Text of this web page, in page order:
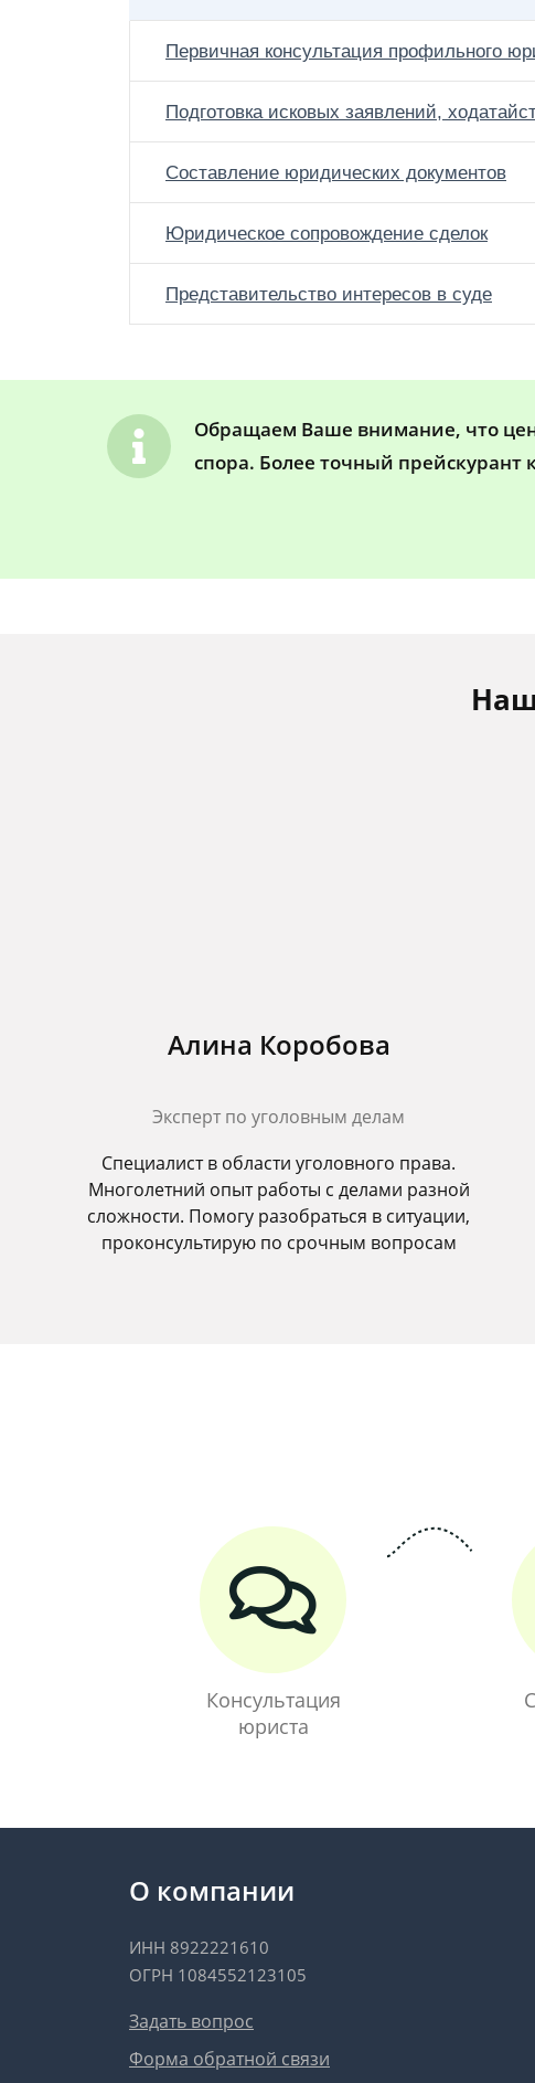
Первичная консультация профильного
Подготовка исковых заявлений,
Составление юридических документов
Юридическое сопровождение сделок
Представительство интересов в суде
Обращаем Ваше внимание, что
спора. Более точный прейскурант
Алина Коробова
Эксперт по уголовным делам
Специалист в области уголовного права.
Многолетний опыт работы с делами разной
сложности. Помогу разобраться в ситуации,
проконсультирую по срочным вопросам
Консультация
юриста
О компании
ИНН 8922221610
ОГРН 1084552123105
Задать вопрос
Форма обратной связи